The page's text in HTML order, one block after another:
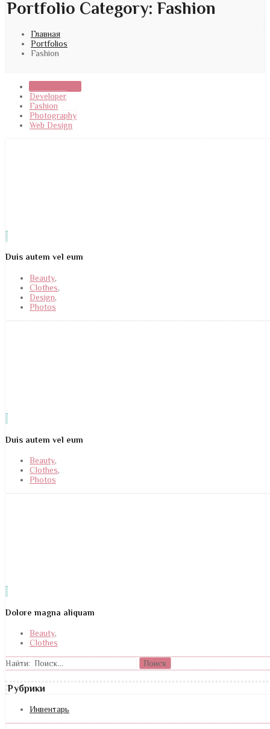
Portfolio Category: Fashion
Главная
Portfolios
Fashion
Developer
Fashion
Photography
Web Design
Duis autem vel eum
Beauty,
Clothes,
Design,
Photos
Duis autem vel eum
Beauty,
Clothes,
Photos
Dolore magna aliquam
Beauty,
Clothes
Найти:
Рубрики
Инвентарь